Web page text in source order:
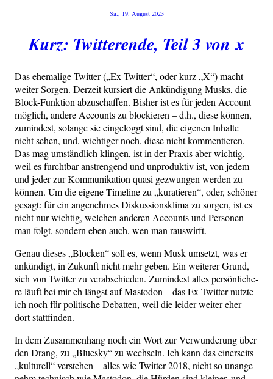
te
die Mit­
Veröffentlicht
Sa., 19. August 2023
Kurz: Twitterende, Teil 3 von x
Das ehe­ma­li­ge Twit­ter („Ex-Twit­ter“, oder kurz „X“) macht
wei­ter Sor­gen. Der­zeit kur­siert die Ankün­di­gung Musks, die
Block-Funk­ti­on abzu­schaf­fen. Bis­her ist es für jeden Account
mög­lich, ande­re Accounts zu blo­ckie­ren – d.h., die­se kön­nen,
zumin­dest, solan­ge sie ein­ge­loggt sind, die eige­nen Inhal­te
nicht sehen, und, wich­ti­ger noch, die­se nicht kom­men­tie­ren.
Das mag umständ­lich klin­gen, ist in der Pra­xis aber wich­tig,
weil es furcht­bar anstren­gend und unpro­duk­tiv ist, von jedem
und jeder zur Kom­mu­ni­ka­ti­on qua­si gezwun­gen wer­den zu
kön­nen. Um die eige­ne Time­line zu „kura­tie­ren“, oder, schö­ner
gesagt: für ein ange­neh­mes Dis­kus­si­ons­kli­ma zu sor­gen, ist es
nicht nur wich­tig, wel­chen ande­ren Accounts und Per­so­nen
man folgt, son­dern eben auch, wen man rauswirft.
Genau die­ses „Blo­cken“ soll es, wenn Musk umsetzt, was er
ankün­digt, in Zukunft nicht mehr geben. Ein wei­te­rer Grund,
sich von Twit­ter zu ver­ab­schie­den. Zumin­dest alles per­sön­li­che­
re läuft bei mir eh längst auf Mast­o­don – das Ex-Twit­ter nutz­te
ich noch für poli­ti­sche Debat­ten, weil die lei­der wei­ter eher
dort stattfinden.
In dem Zusam­men­hang noch ein Wort zur Ver­wun­de­rung über
den Drang, zu „Blues­ky“ zu wech­seln. Ich kann das einer­seits
„kul­tu­rell“ ver­ste­hen – alles wie Twit­ter 2018, nicht so unan­ge­